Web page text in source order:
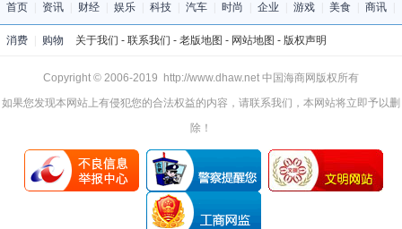
首页 资讯 财经 娱乐 科技 汽车 时尚 企业 游戏 美食 商讯
消费 购物 关于我们 - 联系我们 - 老版地图 - 网站地图 - 版权声明
Copyright © 2006-2019 http://www.dhaw.net 中国海商网版权所有
如果您发现本网站上有侵犯您的合法权益的内容，请联系我们，本网站将立即予以删
除！